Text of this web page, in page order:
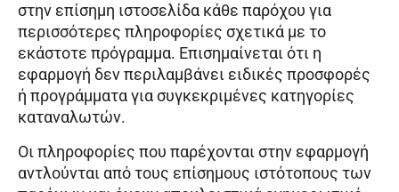
στην επίσημη ιστοσελίδα κάθε παρόχου για
περισσότερες πληροφορίες σχετικά με το
εκάστοτε πρόγραμμα. Επισημαίνεται ότι η
εφαρμογή δεν περιλαμβάνει ειδικές προσφορές
ή προγράμματα για συγκεκριμένες κατηγορίες
καταναλωτών.
Οι πληροφορίες που παρέχονται στην εφαρμογή
αντλούνται από τους επίσημους ιστότοπους των